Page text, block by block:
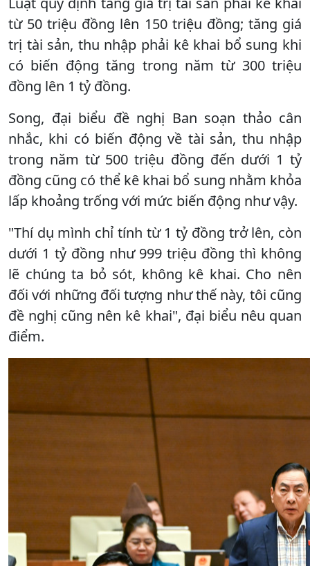
từ 50 triệu đồng lên 150 triệu đồng; tăng giá
trị tài sản, thu nhập phải kê khai bổ sung khi
có biến động tăng trong năm từ 300 triệu
đồng lên 1 tỷ đồng.
Song, đại biểu đề nghị Ban soạn thảo cân
nhắc, khi có biến động về tài sản, thu nhập
trong năm từ 500 triệu đồng đến dưới 1 tỷ
đồng cũng có thể kê khai bổ sung nhằm khỏa
lấp khoảng trống với mức biến động như vậy.
"Thí dụ mình chỉ tính từ 1 tỷ đồng trở lên, còn
dưới 1 tỷ đồng như 999 triệu đồng thì không
lẽ chúng ta bỏ sót, không kê khai. Cho nên
đối với những đối tượng như thế này, tôi cũng
đề nghị cũng nên kê khai", đại biểu nêu quan
điểm.